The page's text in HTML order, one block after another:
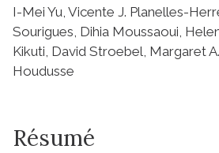
I-Mei Yu, Vicente J. Planelles-
Sourigues, Dihia Moussaoui,
Kikuti, David Stroebel, Margaret
Houdusse
Résumé